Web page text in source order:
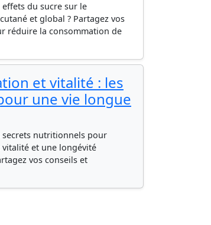
effets du sucre sur le
et global ? Partagez vos
réduire la consommation de
et vitalité : les
une vie longue
secrets nutritionnels pour
et une longévité
vos conseils et